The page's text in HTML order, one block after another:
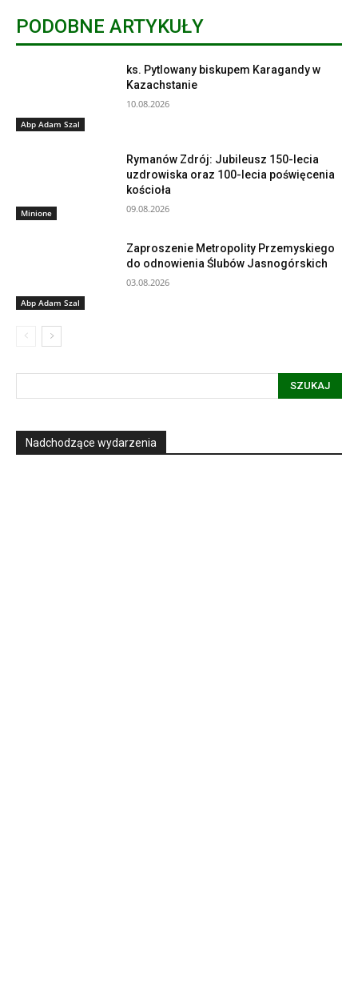
PODOBNE ARTYKUŁY
Abp Adam Szal
ks. Pytlowany biskupem Karagandy w
Kazachstanie
10.08.2026
Minione
Rymanów Zdrój: Jubileusz 150-lecia
uzdrowiska oraz 100-lecia poświęcenia
kościoła
09.08.2026
Abp Adam Szal
Zaproszenie Metropolity Przemyskiego
do odnowienia Ślubów Jasnogórskich
03.08.2026
SZUKAJ
Nadchodzące wydarzenia